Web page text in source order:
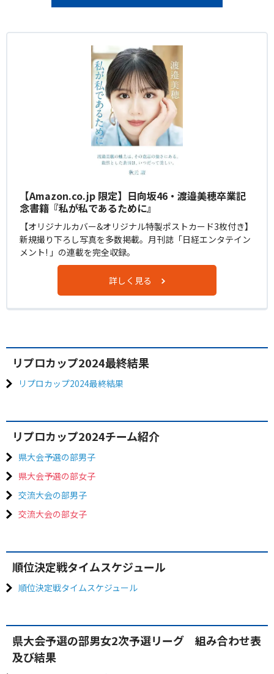
【Amazon.co.jp 限定】日向坂46・渡邉美穂卒業記
念書籍『私が私であるために』
【オリジナルカバー&オリジナル特製ポストカード3枚付き】
新規撮り下ろし写真を多数掲載。月刊誌「日経エンタテイン
メント! 」の連載を完全収録。
詳しく見る
リプロカップ2024最終結果
リプロカップ2024最終結果
リプロカップ2024チーム紹介
県大会予選の部男子
県大会予選の部女子
交流大会の部男子
交流大会の部女子
順位決定戦タイムスケジュール
順位決定戦タイムスケジュール
県大会予選の部男女2次予選リーグ 組み合わせ表
及び結果